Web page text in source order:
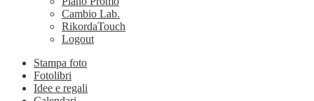
Cambio Lab.
RikordaTouch
Logout
Stampa foto
Fotolibri
Idee e regali